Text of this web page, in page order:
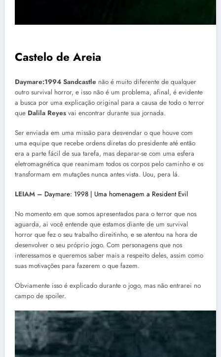
Castelo de Areia
Daymare:1994 Sandcastle não é muito diferente de qualquer
outro survival horror, e isso não é um problema, afinal, é evidente
a busca por uma explicação original para a causa de todo o terror
que Dalila Reyes vai encontrar durante sua jornada.
Ser enviada em uma missão para desvendar o que houve com
uma equipe que recebe ordens diretas do presidente até então
era a parte fácil de sua tarefa, mas deparar-se com uma esfera
eletromagnética que reanimam todos os corpos pelo caminho e os
transformam em mutações nunca antes vista. Uou, pera lá.
LEIAM – Daymare: 1998 | Uma homenagem a Resident Evil
No momento em que somos apresentados para o terror que nos
aguarda, ai você entende que estamos diante de um survival
horror que fez o seu trabalho direitinho, e se atentou na hora de
desenvolver o seu próprio jogo. Com personagens que nos
interessamos e queremos saber mais a respeito deles, assim como
suas motivações para fazerem o que fazem.
Obviamente isso é explicado durante o jogo, mas não entrarei no
campo de spoiler.